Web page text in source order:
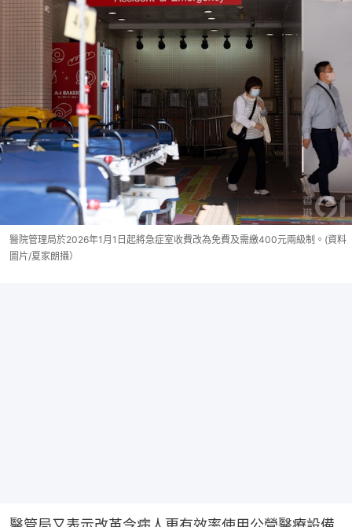
醫院管理局於2026年1月1日起將急症室收費改為免費及需繳400元兩級制。(資料
圖片/夏家朗攝）